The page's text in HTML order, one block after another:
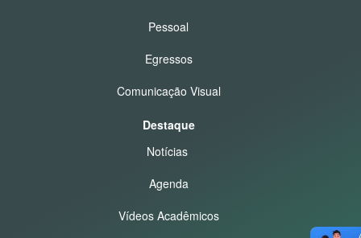
Pessoal
Egressos
Comunicação Visual
Destaque
Notícias
Agenda
Vídeos Acadêmicos